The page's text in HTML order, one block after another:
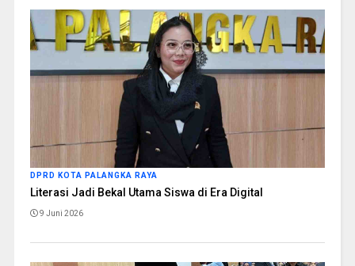
DPRD KOTA PALANGKA RAYA
Literasi Jadi Bekal Utama Siswa di Era Digital
9 Juni 2026